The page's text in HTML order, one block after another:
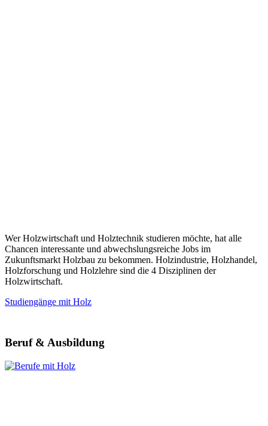
Wer Holzwirtschaft und Holztechnik studieren möchte, hat alle
Chancen interessante und abwechslungsreiche Jobs im
Zukunftsmarkt Holzbau zu bekommen. Holzindustrie, Holzhandel,
Holzforschung und Holzlehre sind die 4 Disziplinen der
Holzwirtschaft.
Studiengänge mit Holz
Beruf & Ausbildung